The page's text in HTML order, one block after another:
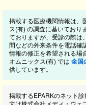
掲載する医療機関情報は、
ス(有) の調査に基いており
ておりますが、受診の際は
間などの外来条件を電話確
情報の修正を希望される場
オムニックス(有) では 全国
供しています。
掲載するEPARKのネット
文は株式会社メディ・ウェ